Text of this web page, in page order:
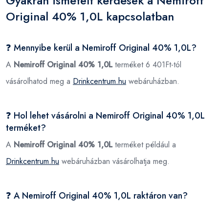
Original 40% 1,0L kapcsolatban
❓ Mennyibe kerül a Nemiroff Original 40% 1,0L?
A Nemiroff Original 40% 1,0Lterméket 6 401Ft-tól
vásárolhatod meg a Drinkcentrum.hu webáruházban.
❓ Hol lehet vásárolni a Nemiroff Original 40% 1,0L
terméket?
A Nemiroff Original 40% 1,0Lterméket például a
Drinkcentrum.hu webáruházban vásárolhatja meg.
❓ A Nemiroff Original 40% 1,0L raktáron van?